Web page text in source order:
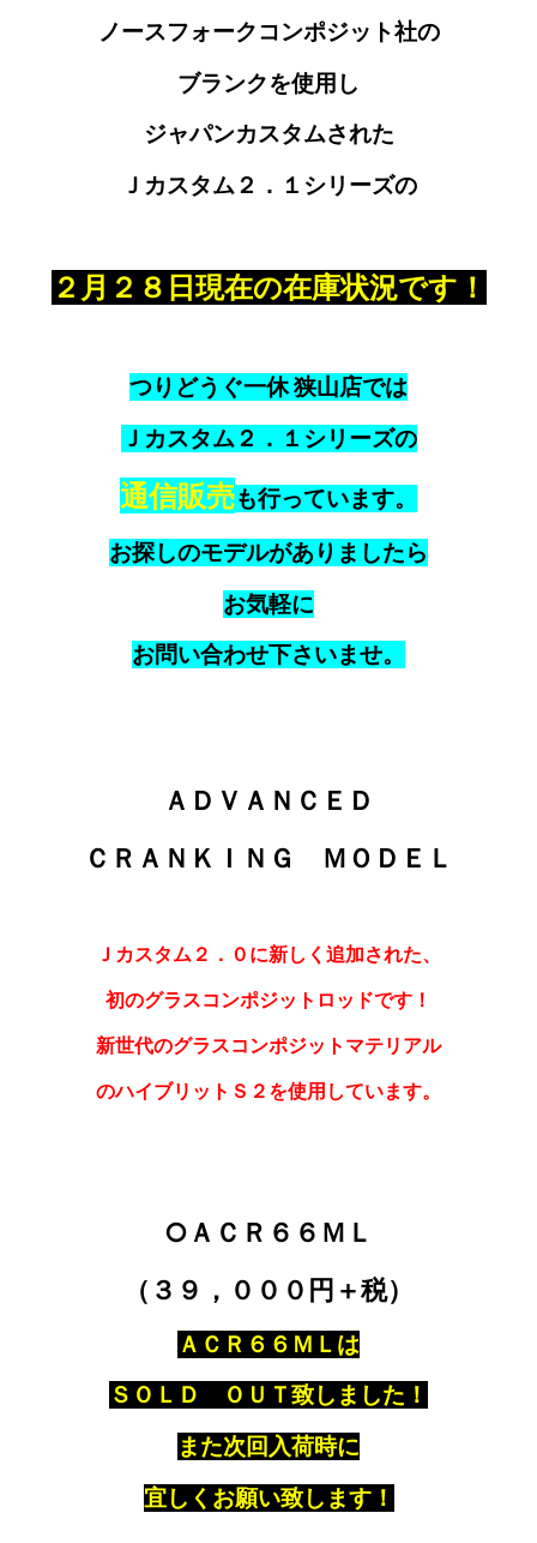
ノースフォークコンポジット社の
ブランクを使用し
ジャパンカスタムされた
Ｊカスタム２．１シリーズの
２月２８日現在の在庫状況です！
つりどうぐ一休 狭山店では
Ｊカスタム２．１シリーズの
通信販売も行っています。
お探しのモデルがありましたら
お気軽に
お問い合わせ下さいませ。
ＡＤＶＡＮＣＥＤ
ＣＲＡＮＫＩＮＧ ＭＯＤＥＬ
Ｊカスタム２．０に新しく追加された、
初のグラスコンポジットロッドです！
新世代のグラスコンポジットマテリアル
のハイブリットＳ２を使用しています。
○ＡＣＲ６６ＭＬ
（３９，０００円＋税）
ＡＣＲ６６ＭＬは
ＳＯＬＤ ＯＵＴ致しました！
また次回入荷時に
宜しくお願い致します！